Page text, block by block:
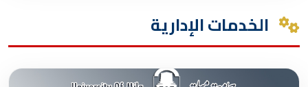
الخدمات الإدارية